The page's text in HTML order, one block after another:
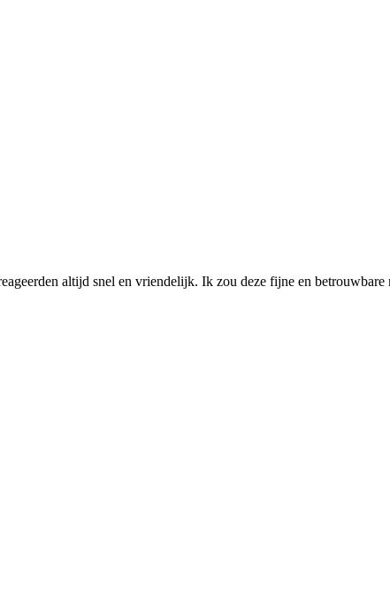
altijd snel en vriendelijk. Ik zou deze fijne en betrouwbare